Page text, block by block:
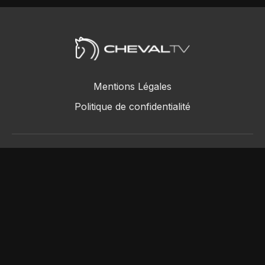
Mentions Légales
Politique de confidentialité